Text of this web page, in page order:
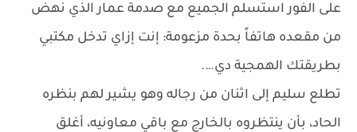
على الفور استسلم الجميع مع صدمة عمار الذي نهض
من مقعده هاتفاً بحدة مزعومة: إنت إزاي تدخل مكتبي
بطريقتك الهمجية دي….
تطلع سليم إلى اثنان من رجاله وهو يشير لهم بنظره
الحاد، بأن ينتظروه بالخارج مع باقي معاونيه، أغلق